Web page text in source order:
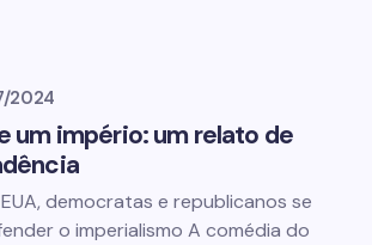
2024
um império: um relato de
democratas e republicanos se
o imperialismo A comédia do